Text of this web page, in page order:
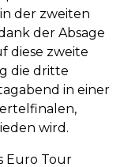
der zweiten
der Absage
diese zweite
die dritte
in einer
wird.
Euro Tour